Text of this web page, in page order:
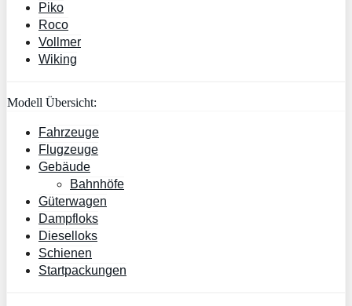
Piko
Roco
Vollmer
Wiking
Modell Übersicht:
Fahrzeuge
Flugzeuge
Gebäude
Bahnhöfe
Güterwagen
Dampfloks
Dieselloks
Schienen
Startpackungen